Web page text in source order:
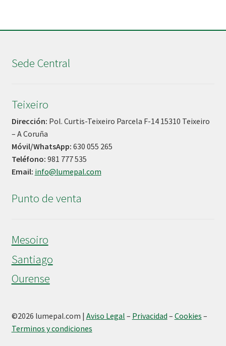
Sede Central
Teixeiro
Dirección: Pol. Curtis-Teixeiro Parcela F-14 15310 Teixeiro
– A Coruña
Móvil/WhatsApp: 630 055 265
Teléfono: 981 777 535
Email: info@lumepal.com
Punto de venta
Mesoiro
Santiago
Ourense
©2026 lumepal.com | Aviso Legal – Privacidad – Cookies –
Terminos y condiciones